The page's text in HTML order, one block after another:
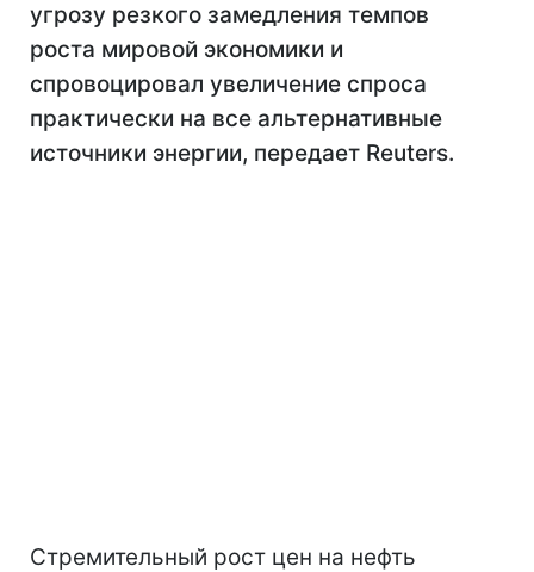
угрозу резкого замедления темпов
роста мировой экономики и
спровоцировал увеличение спроса
практически на все альтернативные
источники энергии, передает Reuters.
Стремительный рост цен на нефть